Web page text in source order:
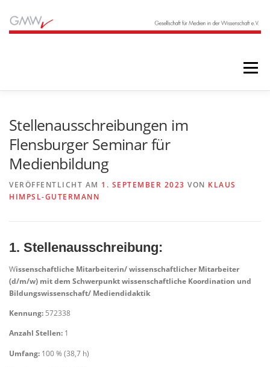
Inhalt
springen
Menü
ANGEBOTE
Stellenausschreibungen im
Flensburger Seminar für
Medienbildung
VERÖFFENTLICHT AM 1. SEPTEMBER 2023 VON KLAUS
HIMPSL-GUTERMANN
1. Stellenausschreibung:
Wissenschaftliche Mitarbeiterin/ wissenschaftlicher Mitarbeiter
(d/m/w) mit dem Schwerpunkt wissenschaftliche Koordination und
Bildungswissenschaft/ Mediendidaktik
Kennung: 572338
Anzahl Stellen: 1
Umfang: 100 % (38,7 h)